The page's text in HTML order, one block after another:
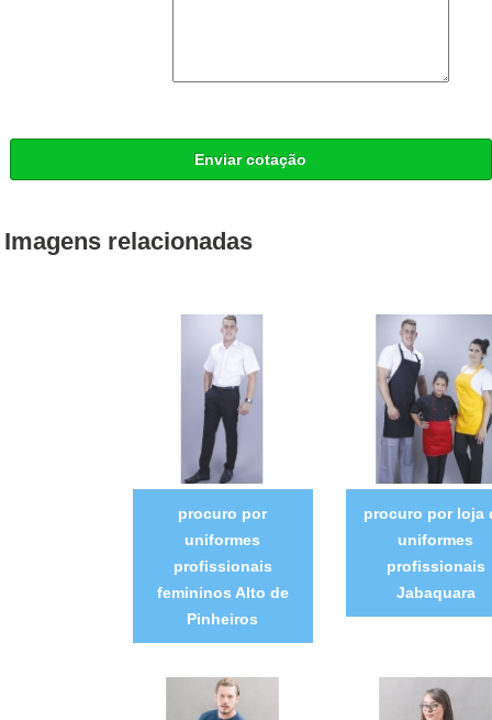
Enviar cotação
Imagens relacionadas
procuro por
uniformes
profissionais
femininos Alto de
Pinheiros
procuro por loja
uniformes
profissionais
Jabaquara